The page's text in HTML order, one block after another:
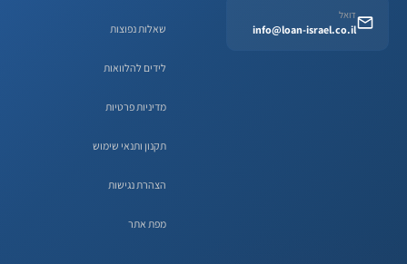
דואל
info@loan-israel.co.il שאלות נפוצות
לידים להלוואות
מדיניות פרטיות
תקנון ותנאי שימוש
הצהרת נגישות
מפת אתר